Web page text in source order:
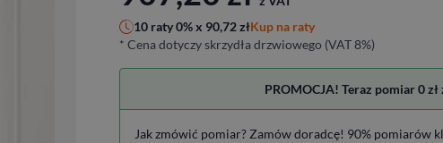
10 raty 0% x 90,72złKup na raty
* Cena dotyczy skrzydła drzwiowego (VAT 8%)
PROMOCJA! Teraz pomiar 0
Jak zmówić pomiar? Zamów doradcę! 90% pomiarów